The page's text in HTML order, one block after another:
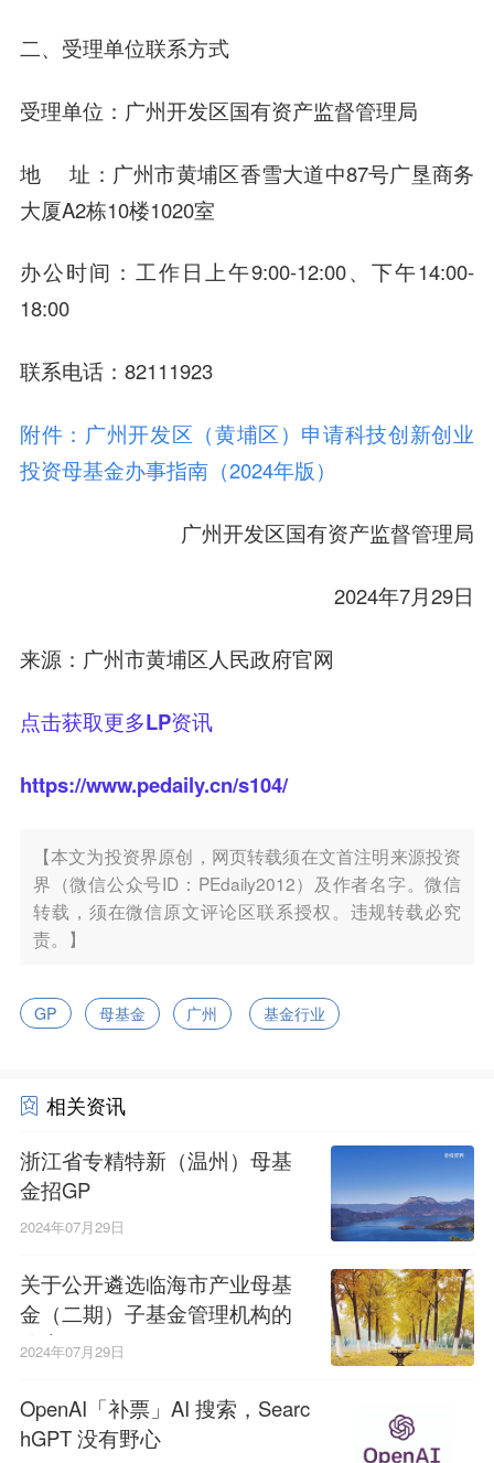
二、受理单位联系方式
受理单位：广州开发区国有资产监督管理局
地 址：广州市黄埔区香雪大道中87号广垦商务
大厦A2栋10楼1020室
办公时间：工作日上午9:00-12:00、下午14:00-
18:00
联系电话：82111923
附件：广州开发区（黄埔区）申请科技创新创业
投资母基金办事指南（2024年版）
广州开发区国有资产监督管理局
2024年7月29日
来源：广州市黄埔区人民政府官网
点击获取更多LP资讯
https://www.pedaily.cn/s104/
【本文为投资界原创，网页转载须在文首注明来源投资
界（微信公众号ID：PEdaily2012）及作者名字。微信
转载，须在微信原文评论区联系授权。违规转载必究
责。】
GP 母基金 广州 基金行业
相关资讯
浙江省专精特新（温州）母基
金招GP
2024年07月29日
关于公开遴选临海市产业母基
金（二期）子基金管理机构的
公告
2024年07月29日
OpenAI「补票」AI 搜索，Searc
hGPT 没有野心